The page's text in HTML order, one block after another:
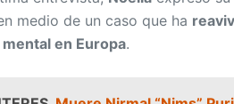
medio de un caso que ha
mental en Europa.